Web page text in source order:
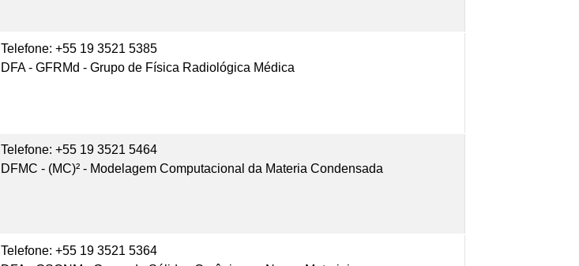
Telefone: +55 19 3521 5385
DFA - GFRMd - Grupo de Física Radiológica Médica
Telefone: +55 19 3521 5464
DFMC - (MC)² - Modelagem Computacional da Materia Condensada
Telefone: +55 19 3521 5364